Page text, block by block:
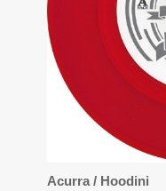
Acurra / Hoodini